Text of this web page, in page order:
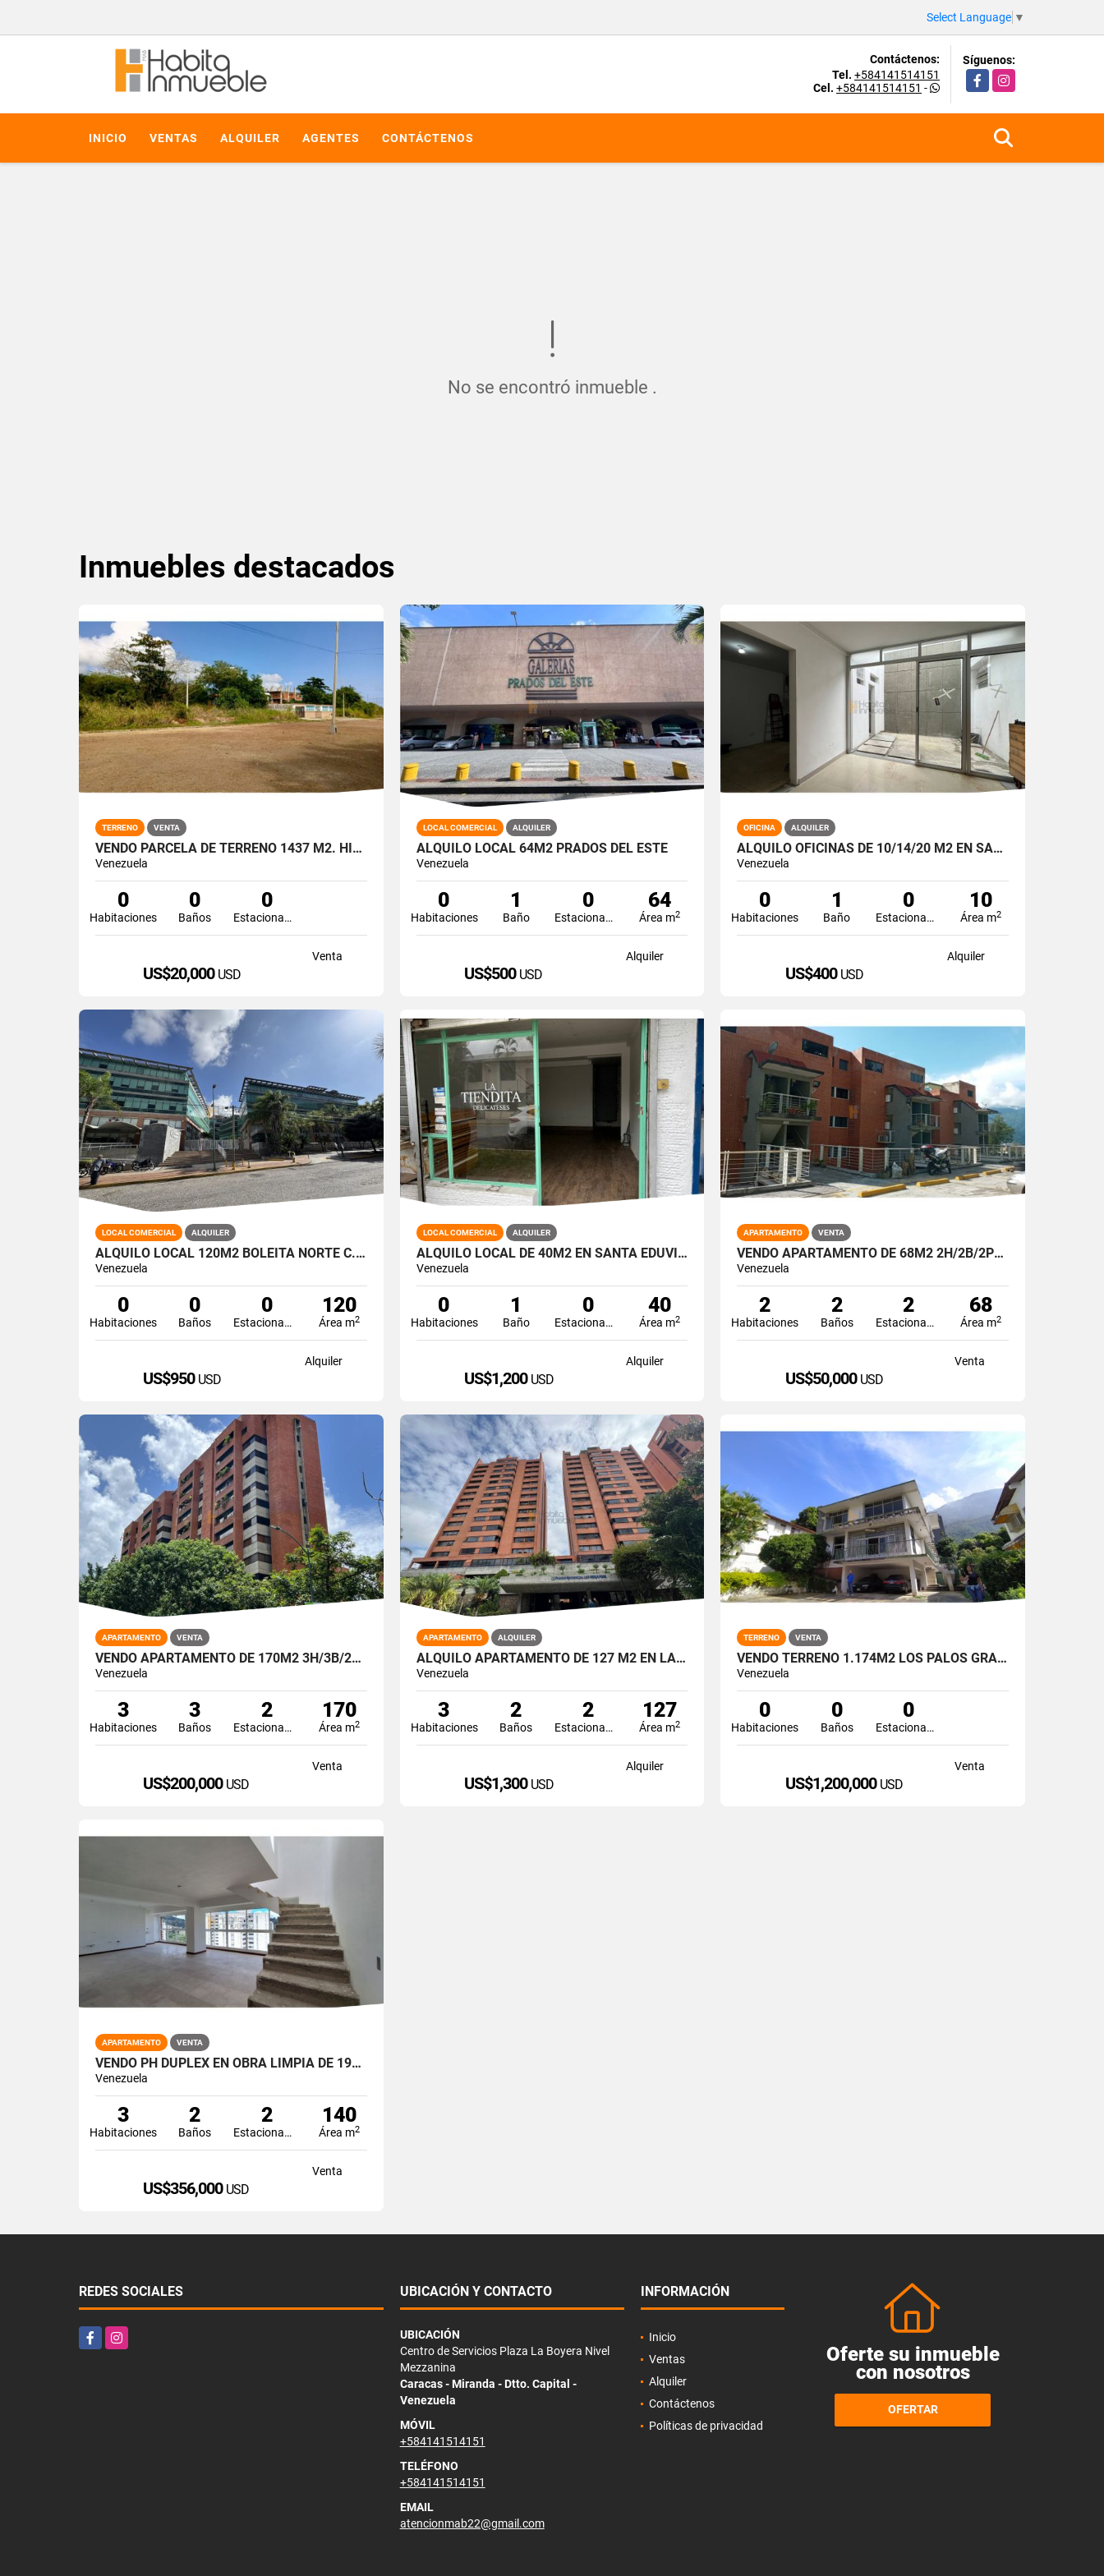
Select Language ▼
Contáctenos:
Tel. +584141514151
Cel. +584141514151 -
Síguenos:
FacebookInstagram
INICIO VENTAS ALQUILER AGENTES CONTÁCTENOS
No se encontró inmueble .
Inmuebles destacados
TERRENO VENTA
VENDO PARCELA DE TERRENO 1437 M2. HIGUEROTE MIRANDA.
Venezuela
0
Habitaciones
0
Baños
0
Estacionamiento
Venta
US$20,000 USD
LOCAL COMERCIAL ALQUILER
ALQUILO LOCAL 64M2 PRADOS DEL ESTE
Venezuela
0
Habitaciones
1
Baño
0
Estacionamiento
64
Área m2
Alquiler
US$500 USD
OFICINA ALQUILER
ALQUILO OFICINAS DE 10/14/20 M2 EN SANTA EDUVIGIS
Venezuela
0
Habitaciones
1
Baño
0
Estacionamiento
10
Área m2
Alquiler
US$400 USD
LOCAL COMERCIAL ALQUILER
ALQUILO LOCAL 120M2 BOLEITA NORTE C.C. CIUDAD CENTER
Venezuela
0
Habitaciones
0
Baños
0
Estacionamiento
120
Área m2
Alquiler
US$950 USD
LOCAL COMERCIAL ALQUILER
ALQUILO LOCAL DE 40M2 EN SANTA EDUVIGIS
Venezuela
0
Habitaciones
1
Baño
0
Estacionamiento
40
Área m2
Alquiler
US$1,200 USD
APARTAMENTO VENTA
VENDO APARTAMENTO DE 68M2 2H/2B/2PE PARQUE CAIZA
Venezuela
2
Habitaciones
2
Baños
2
Estacionamiento
68
Área m2
Venta
US$50,000 USD
APARTAMENTO VENTA
VENDO APARTAMENTO DE 170M2 3H/3B/2PE LOS DOS CAMINOS
Venezuela
3
Habitaciones
3
Baños
2
Estacionamiento
170
Área m2
Venta
US$200,000 USD
APARTAMENTO ALQUILER
ALQUILO APARTAMENTO DE 127 M2 EN LA BOYERA
Venezuela
3
Habitaciones
2
Baños
2
Estacionamiento
127
Área m2
Alquiler
US$1,300 USD
TERRENO VENTA
VENDO TERRENO 1.174M2 LOS PALOS GRANDES
Venezuela
0
Habitaciones
0
Baños
0
Estacionamiento
Venta
US$1,200,000 USD
APARTAMENTO VENTA
VENDO PH DÚPLEX EN OBRA LIMPIA DE 197.60M2 3H/2B/2PE LA BOYERA
Venezuela
3
Habitaciones
2
Baños
2
Estacionamiento
140
Área m2
Venta
US$356,000 USD
REDES SOCIALES
FacebookInstagram
UBICACIÓN Y CONTACTO
UBICACIÓN
Centro de Servicios Plaza La Boyera Nivel
Mezzanina
Caracas - Miranda - Dtto. Capital -
Venezuela
MÓVIL
+584141514151
TELÉFONO
+584141514151
EMAIL
atencionmab22@gmail.com
INFORMACIÓN
Inicio
Ventas
Alquiler
Contáctenos
Políticas de privacidad
Oferte su inmueble
con nosotros
OFERTAR